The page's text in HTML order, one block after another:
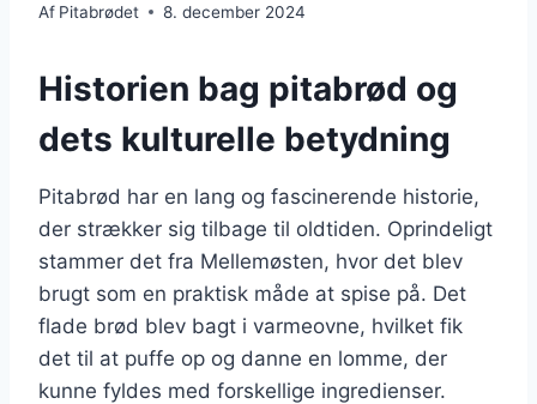
Af Pitabrødet 8. december 2024
Historien bag pitabrød og
dets kulturelle betydning
Pitabrød har en lang og fascinerende historie,
der strækker sig tilbage til oldtiden. Oprindeligt
stammer det fra Mellemøsten, hvor det blev
brugt som en praktisk måde at spise på. Det
flade brød blev bagt i varmeovne, hvilket fik
det til at puffe op og danne en lomme, der
kunne fyldes med forskellige ingredienser.